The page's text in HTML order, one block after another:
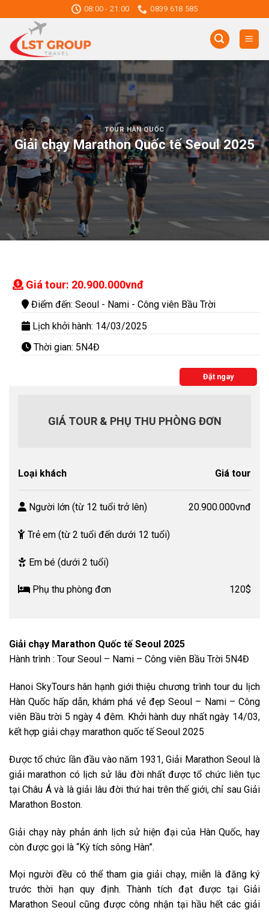
to
content
08:00 - 21:00 0839 618 585
TOUR HÀN QUỐC
Giải chạy Marathon Quốc tế Seoul 2025
Giá tour: 20.900.000vnđ
Điểm đến: Seoul - Nami - Công viên Bầu Trời
Lịch khởi hành: 14/03/2025
Thời gian: 5N4Đ
Đặt ngay
GIÁ TOUR & PHỤ THU PHÒNG ĐƠN
Loại khách Giá tour
Người lớn (từ 12 tuổi trở lên) 20.900.000vnđ
Trẻ em (từ 2 tuổi đến dưới 12 tuổi)
Em bé (dưới 2 tuổi)
Phụ thu phòng đơn 120$
Giải chạy Marathon Quốc tế Seoul 2025
Hành trình : Tour Seoul – Nami – Công viên Bầu Trời 5N4Đ
Hanoi SkyTours hân hạnh giới thiệu chương trình tour du lịch
Hàn Quốc hấp dẫn, khám phá vẻ đẹp Seoul – Nami – Công
viên Bầu trời 5 ngày 4 đêm. Khởi hành duy nhất ngày 14/03,
kết hợp giải chạy marathon quốc tế Seoul 2025
Được tổ chức lần đầu vào năm 1931, Giải Marathon Seoul là
giải marathon có lịch sử lâu đời nhất được tổ chức liên tục
tại Châu Á và là giải lâu đời thứ hai trên thế giới, chỉ sau Giải
Marathon Boston.
Giải chạy này phản ánh lịch sử hiện đại của Hàn Quốc, hay
còn được gọi là “Kỳ tích sông Hàn”.
Mọi người đều có thể tham gia giải chạy, miễn là đăng ký
trước thời hạn quy định. Thành tích đạt được tại Giải
Marathon Seoul cũng được công nhận tại hầu hết các giải